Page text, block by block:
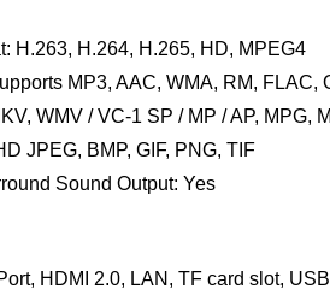
H.263, H.264, H.265, HD, MPEG4
MP3, AAC, WMA, RM,
WMV / VC-1 SP / MP / AP, MPG,
JPEG, BMP, GIF, PNG, TIF
Sound Output: Yes
HDMI 2.0, LAN, TF card slot,